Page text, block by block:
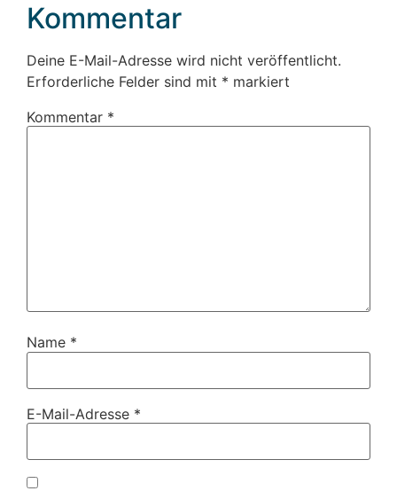
Kommentar
Deine E-Mail-Adresse wird nicht veröffentlicht.
Erforderliche Felder sind mit * markiert
Kommentar *
Name *
E-Mail-Adresse *